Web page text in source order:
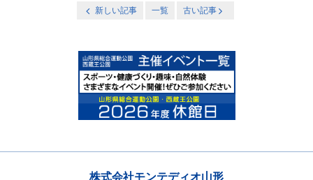
新しい記事 一覧 古い記事
株式会社モンテディオ山形